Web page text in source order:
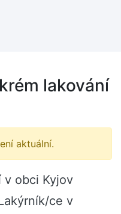
lakování
aktuální.
v obci Kyjov
ce v